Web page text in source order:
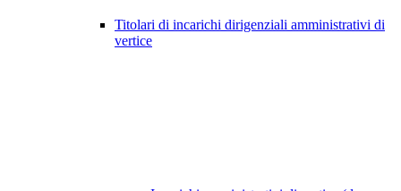
Titolari di incarichi dirigenziali amministrativi di
vertice